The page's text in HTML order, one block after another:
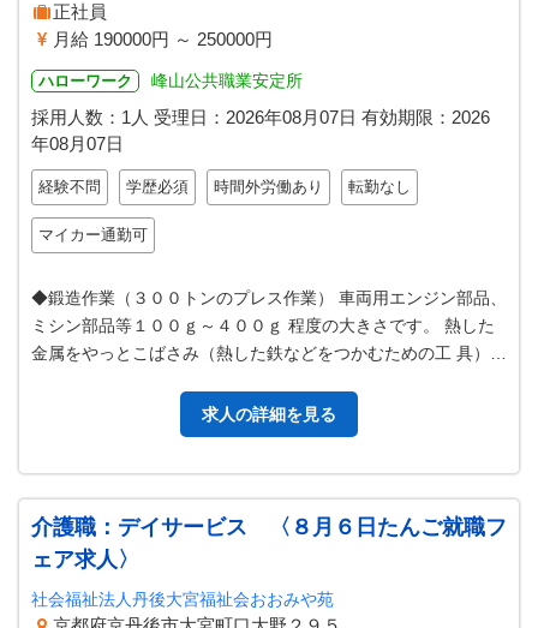
正社員
月給 190000円 ～ 250000円
ハローワーク 峰山公共職業安定所
採用人数：1人 受理日： 2026年08月07日 有効期限： 2026
年08月07日
経験不問 学歴必須 時間外労働あり 転勤なし
マイカー通勤可
◆鍛造作業（３００トンのプレス作業） 車両用エンジン部品、
ミシン部品等１００ｇ～４００ｇ 程度の大きさです。 熱した
金属をやっとこばさみ（熱した鉄などをつかむための工 具）で
求人の詳細を見る
介護職：デイサービス 〈８月６日たんご就職フ
ェア求人〉
社会福祉法人丹後大宮福祉会おおみや苑